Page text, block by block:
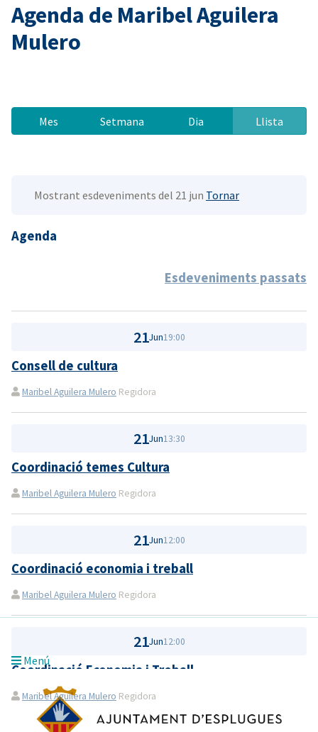
Agenda de Maribel Aguilera
Mulero
Mes Setmana Dia Llista
Mostrant esdeveniments del 21 jun Tornar
Agenda
Esdeveniments passats
21Jun19:00
Consell de cultura
Maribel Aguilera Mulero Regidora
21Jun13:30
Coordinació temes Cultura
Maribel Aguilera Mulero Regidora
21Jun12:00
Coordinació economia i treball
Maribel Aguilera Mulero Regidora
21Jun12:00
Coordinació Economia i Treball
Maribel Aguilera Mulero Regidora
Menú